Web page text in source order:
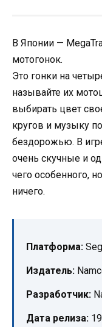
В Японии —
мотогонок.
Это гонки на
называйте их
выбирать цвет
кругов и музыку
бездорожью. В
очень скучные и
чего особенного,
ничего.
Платформа:
Издатель:
Разработчик:
Дата релиза: